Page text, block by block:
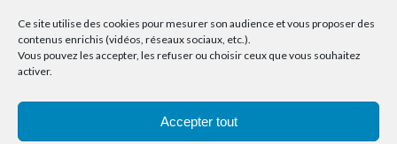
Ce site utilise des cookies pour mesurer son audience et vous proposer des
contenus enrichis (vidéos, réseaux sociaux, etc.).
Vous pouvez les accepter, les refuser ou choisir ceux que vous souhaitez
activer.
Accepter tout
Réfléchir
Prier
Ressources pour la pastorale